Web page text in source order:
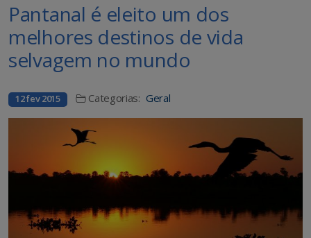
Pantanal é eleito um dos
melhores destinos de vida
selvagem no mundo
12 fev 2015 Categorias: Geral